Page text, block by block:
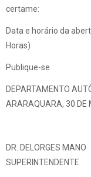
certame:
Data e horário da
Horas)
Publique-se
DEPARTAMENTO
ARARAQUARA, 30 DE
DR. DELORGES MANO
SUPERINTENDENTE